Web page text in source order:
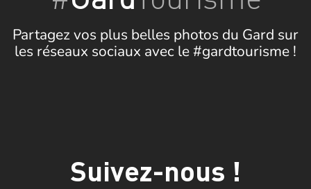
Partagez vos plus belles photos du Gard sur
les réseaux sociaux avec le #gardtourisme !
Suivez-nous !